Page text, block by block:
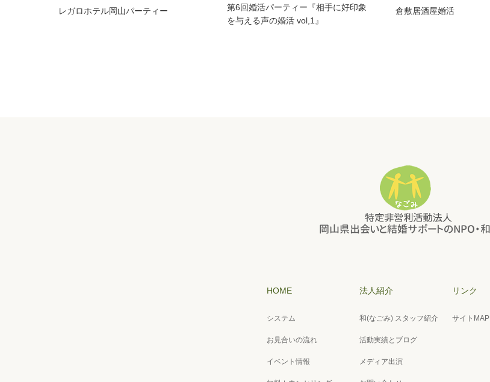
レガロホテル岡山パーティー
第6回婚活パーティー『相手に好印象
を与える声の婚活 vol,1』
倉敷居酒屋婚活
HOME
システム
お見合いの流れ
イベント情報
法人紹介
和(なごみ) スタッフ紹介
活動実績とブログ
メディア出演
リンク
サイトMAP